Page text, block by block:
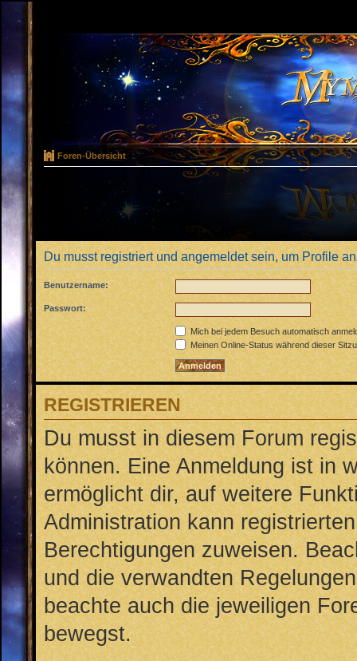
Foren-Übersicht
Du musst registriert und angemeldet sein, um Profile
Benutzername:
Passwort:
Mich bei jedem Besuch automatisch
Meinen Online-Status während dieser
REGISTRIEREN
Du musst in diesem Forum
können. Eine Anmeldung ist in
ermöglicht dir, auf weitere
Administration kann
Berechtigungen zuweisen.
und die verwandten
beachte auch die jeweiligen
bewegst.